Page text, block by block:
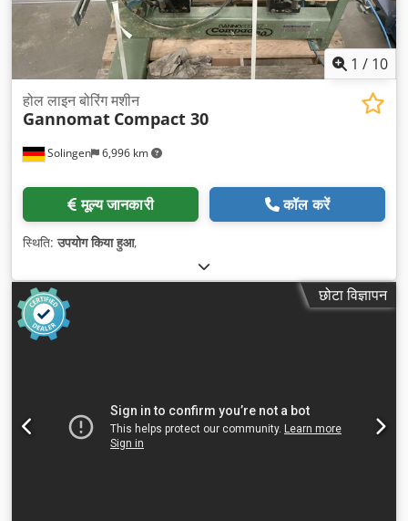
1 / 10
Solingen 6,996 km
होल लाइन बोरिंग मशीन
Gannomat Compact 30
मूल्य जानकारी कॉल करें
स्थिति:उपयोग किया हुआ,
छोटा विज्ञापन